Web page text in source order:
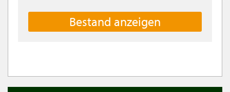
Bestand anzeigen